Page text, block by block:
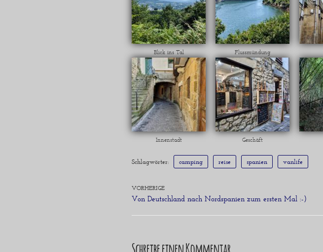
Blick ins Tal Flussmündung
Innenstadt Geschäft
Schlagwörter: camping reise spanien vanlife
VORHERIGE
Von Deutschland nach Nordspanien zum ersten Mal :-)
Schreibe einen Kommentar